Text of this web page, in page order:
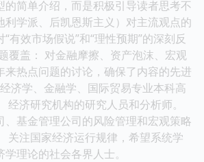
的简单介绍，而是积极引导读者思考不
利学派、后凯恩斯主义）对主流观点的
有效市场假说”和“理性预期”的深刻反
覆盖： 对金融摩擦、资产泡沫、宏观
来热点问题的讨论，确保了内容的先进
济学、金融学、国际贸易专业本科高
经济研究机构的研究人员和分析师。
、基金管理公司的风险管理和宏观策略
关注国家经济运行规律，希望系统学
理论的社会各界人士。